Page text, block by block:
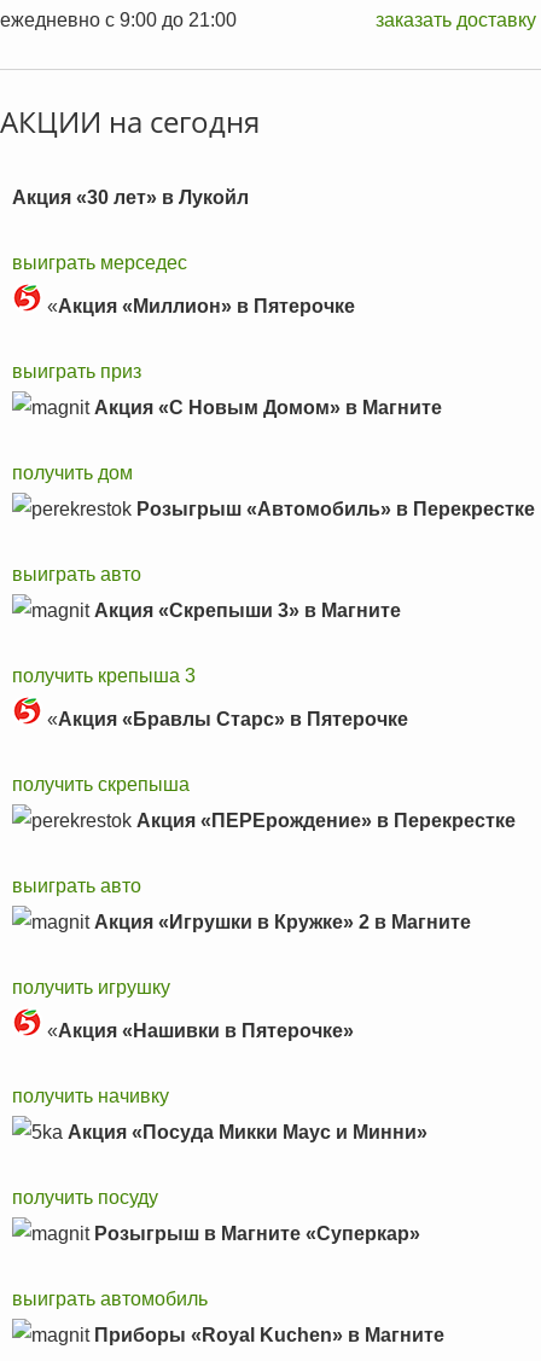
ежедневно с 9:00 до 21:00 заказать доставку
АКЦИИ на сегодня
Акция «30 лет» в Лукойл
выиграть мерседеc
«Акция «Миллион» в Пятерочке
выиграть приз
Акция «С Новым Домом» в Магните
получить дом
Розыгрыш «Автомобиль» в Перекрестке
выиграть авто
Акция «Скрепыши 3» в Магните
получить крепыша 3
«Акция «Бравлы Старс» в Пятерочке
получить скрепыша
Акция «ПЕРЕрождение» в Перекрестке
выиграть авто
Акция «Игрушки в Кружке» 2 в Магните
получить игрушку
«Акция «Нашивки в Пятерочке»
получить начивку
Акция «Посуда Микки Маус и Минни»
получить посуду
Розыгрыш в Магните «Суперкар»
выиграть автомобиль
Приборы «Royal Kuchen» в Магните